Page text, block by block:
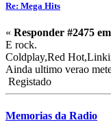
Re: Mega Hits
« Responder #2475
E rock.
Coldplay,Red
Ainda ultimo verao
Registado
Memorias da Radio